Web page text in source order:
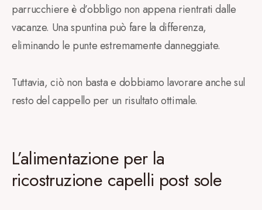
parrucchiere è d’obbligo non appena rientrati dalle
vacanze. Una spuntina può fare la differenza,
eliminando le punte estremamente danneggiate.
Tuttavia, ciò non basta e dobbiamo lavorare anche sul
resto del cappello per un risultato ottimale.
L’alimentazione per la
ricostruzione capelli post sole